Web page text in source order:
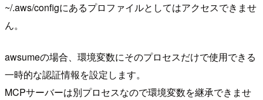
~/.aws/configにあるプロファイルとしてはアクセスできませ
ん。
awsumeの場合、環境変数にそのプロセスだけで使用できる
一時的な認証情報を設定します。
MCPサーバーは別プロセスなので環境変数を継承できませ